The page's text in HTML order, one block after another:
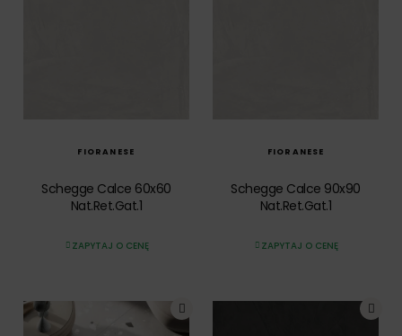
FIORANESE
Schegge Calce 60x60
Nat.Ret.Gat.1
ZAPYTAJ O CENĘ
FIORANESE
Schegge Calce 90x90
Nat.Ret.Gat.1
ZAPYTAJ O CENĘ